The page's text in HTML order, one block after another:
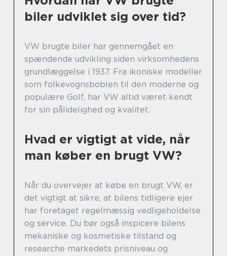
biler udviklet sig over tid?
VW brugte biler har gennemgået en
spændende udvikling siden virksomhedens
grundlæggelse i 1937. Fra ikoniske modeller
som folkevognsboblen til den moderne og
populære Golf, har VW altid været kendt
for sin pålidelighed og kvalitet.
Hvad er vigtigt at vide, når
man køber en brugt VW?
Når du overvejer at købe en brugt VW, er
det vigtigt at sikre, at bilens tidligere ejer
har foretaget regelmæssig vedligeholdelse
og service. Du bør også inspicere bilens
mekaniske og kosmetiske tilstand og
researche markedets prisniveau og